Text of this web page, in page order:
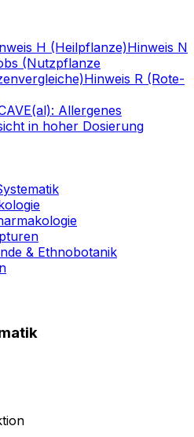
H (Heilpflanze)Hinweis N
(Nutzpflanze
Hinweis R (Rote-
Allergenes
in hoher Dosierung
& Ethnobotanik